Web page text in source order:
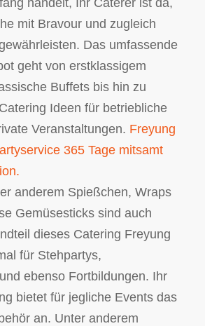
mit Bravour und zugleich
Das umfassende
geht von erstklassigem
Buffets bis hin zu
Ideen für betriebliche
Veranstaltungen. Freyung
365 Tage mitsamt
anderem Spießchen, Wraps
Gemüsesticks sind auch
dieses Catering Freyung
für Stehpartys,
ebenso Fortbildungen. Ihr
bietet für jegliche Events das
an. Unter anderem